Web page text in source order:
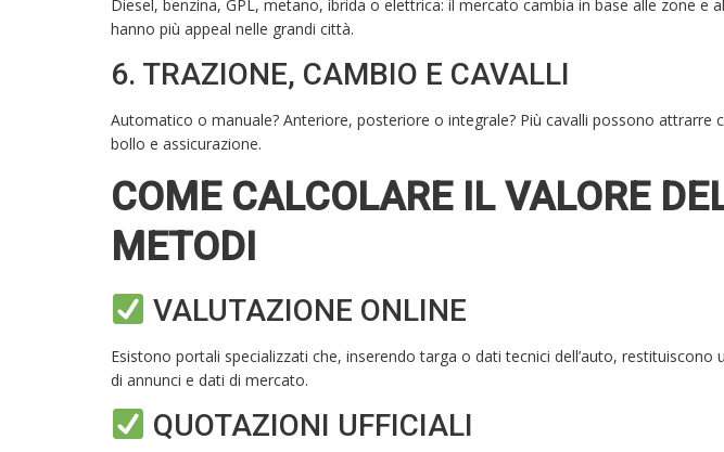
Diesel, benzina, GPL, metano, ibrida o elettrica: il mercato cambia in base alle zone e
hanno più appeal nelle grandi città.
6. TRAZIONE, CAMBIO E CAVALLI
Automatico o manuale? Anteriore, posteriore o integrale? Più cavalli possono attrarre
bollo e assicurazione.
COME CALCOLARE IL VALORE
METODI
VALUTAZIONE ONLINE
Esistono portali specializzati che, inserendo targa o dati tecnici dell’auto,
di annunci e dati di mercato.
QUOTAZIONI UFFICIALI